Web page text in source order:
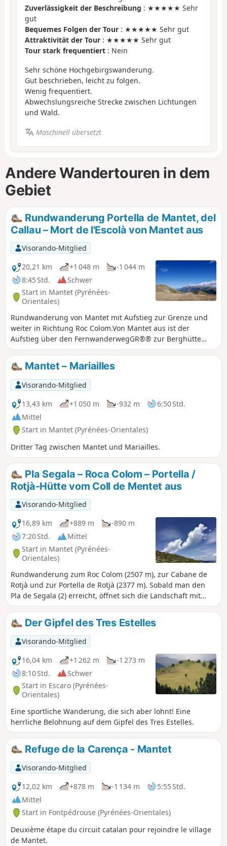
Zuverlässigkeit der Beschreibung : ★★★★★ Sehr
gut
Bequemes Folgen der Tour : ★★★★★ Sehr gut
Attraktivität der Tour : ★★★★★ Sehr gut
Tour stark frequentiert : Nein
Sehr schöne Hochgebirgswanderung.
Gut beschrieben, leicht zu folgen.
Wenig frequentiert.
Abwechslungsreiche Strecke zwischen Lichtungen
und Wald.
Maschinell übersetzt
Andere Wandertouren in dem
Gebiet
Rundwanderung Portella de Mantet, del
Callau – Mort de l'Escolà von Mantet aus
Visorando-Mitglied
20,21 km
+1 048 m
-1 044 m
8:45 Std.
Schwer
Start in Mantet (Pyrénées-
Orientales)
Rundwanderung von Mantet mit Aufstieg zur Grenze und
weiter in Richtung Roc Colom.Von Mantet aus ist der
Aufstieg über den FernwanderwegGR®® zur Berghütte
Refuge de l'Almany kein Problem.Die einzige Schwierigkeit
ist der steile Aufstieg zur Portella de Mantet. Die
Anstrengung wird oben belohnt.Der Weg zum Pla de Segala
ist einfach und schön, mit herrlichen 360°-Aussichten.Die
Wanderung kann aufgrund ihrer Länge und Dauer von
manchen als sehr schwierig eingestuft werden.
Mantet – Mariailles
Visorando-Mitglied
13,43 km
+1 050 m -932 m
6:50 Std.
Mittel
Start in Mantet (Pyrénées-Orientales)
Dritter Tag zwischen Mantet und Mariailles.
Pla Segala – Roca Colom – Portella /
Rotjà-Hütte vom Coll de Mentet aus
Visorando-Mitglied
16,89 km
+889 m
-890 m
7:20 Std.
Mittel
Start in Mantet (Pyrénées-
Orientales)
Rundwanderung zum Roc Colom (2507 m), zur Cabane de
Rotjà und zur Portella de Rotjà (2377 m). Sobald man den
Pla de Segala (2) erreicht, öffnet sich die Landschaft mit
einem 360°-Panorama.Diese Wanderung sollte bei
schlechtem Wetter, insbesondere bei Nebel, vermieden
werden, es sei denn, man verfügt über die GPX-Route.
Sobald man den Wald verlässt, verläuft die Wanderung
offen und ist allen Winden ausgesetzt. Zu jeder Jahreszeit
ist eine entsprechende Ausrüstung erforderlich. *
Der Gipfel des Tres Estelles
Visorando-Mitglied
16,04 km
+1 262 m
-1 273 m
8:10 Std.
Schwer
Start in Escaro (Pyrénées-
Orientales)
Eine sportliche Wanderung, die sich aber lohnt! Eine
herrliche Belohnung auf dem Gipfel des Tres Estelles.
Refuge de la Carença - Mantet
Visorando-Mitglied
12,02 km
+878 m -1 134 m
5:55 Std.
Mittel
Start in Fontpédrouse (Pyrénées-Orientales)
Deuxième étape du circuit catalan pour rejoindre le village
de Mantet.